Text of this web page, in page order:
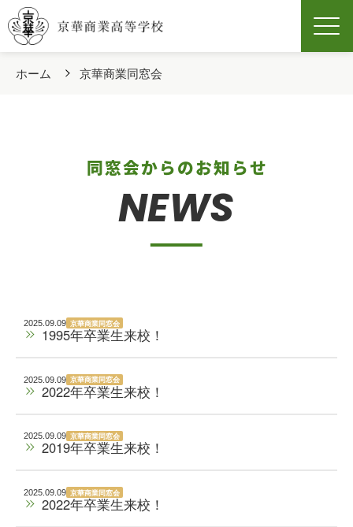
ホーム 京華商業同窓会
同窓会からのお知らせ
NEWS
2025.09.09 京華商業同窓会
1995年卒業生来校！
2025.09.09 京華商業同窓会
2022年卒業生来校！
2025.09.09 京華商業同窓会
2019年卒業生来校！
2025.09.09 京華商業同窓会
2022年卒業生来校！